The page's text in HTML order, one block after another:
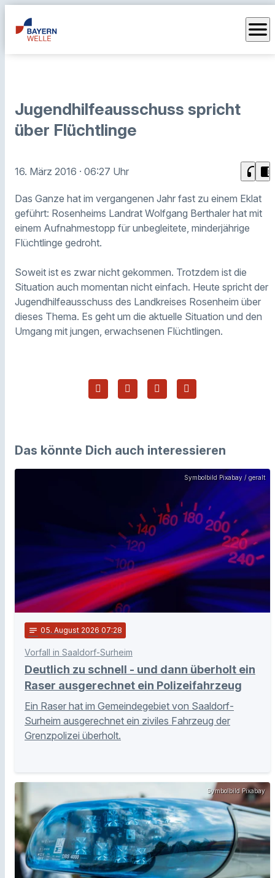
menu
Jugendhilfeausschuss spricht
über Flüchtlinge
16. März 2016 · 06:27 Uhr headphones chrome_reader_mode
Das Ganze hat im vergangenen Jahr fast zu einem Eklat
geführt: Rosenheims Landrat Wolfgang Berthaler hat mit
einem Aufnahmestopp für unbegleitete, minderjährige
Flüchtlinge gedroht.
Soweit ist es zwar nicht gekommen. Trotzdem ist die
Situation auch momentan nicht einfach. Heute spricht der
Jugendhilfeausschuss des Landkreises Rosenheim über
dieses Thema. Es geht um die aktuelle Situation und den
Umgang mit jungen, erwachsenen Flüchtlingen.
Das könnte Dich auch interessieren
Symbolbild Pixabay / geralt
notes 05. August 2026 07:28
Vorfall in Saaldorf-Surheim
Deutlich zu schnell - und dann überholt ein
Raser ausgerechnet ein Polizeifahrzeug
Ein Raser hat im Gemeindegebiet von Saaldorf-
Surheim ausgerechnet ein ziviles Fahrzeug der
Grenzpolizei überholt.
Symbolbild Pixabay